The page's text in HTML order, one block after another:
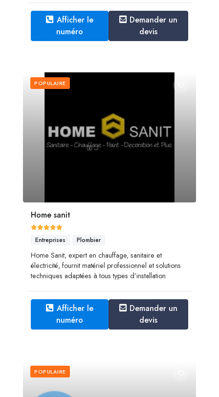
Afficher le
numéro
Demander un
devis
POPULAIRE
Home sanit
Entreprises Plombier
Home Sanit, expert en chauffage, sanitaire et
électricité, fournit matériel professionnel et solutions
techniques adaptées à tous types d’installation
Afficher le
numéro
Demander un
devis
POPULAIRE